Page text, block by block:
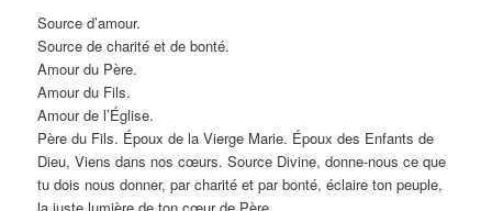
Source d’amour.
Source de charité et de bonté.
Amour du Père.
Amour du Fils.
Amour de l’Église.
Père du Fils. Époux de la Vierge Marie. Époux des Enfants de
Dieu, Viens dans nos cœurs. Source Divine, donne-nous ce que
tu dois nous donner, par charité et par bonté, éclaire ton peuple,